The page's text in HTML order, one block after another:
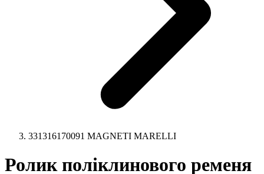
331316170091 MAGNETI MARELLI
Ролик поліклинового ременя